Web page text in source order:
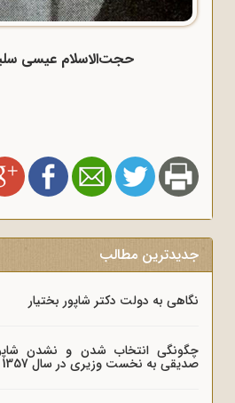
حجت‌الاسلام عیسی
جدیدترین مطالب
نگاهی به دولت دکتر شاپور بختیار
چگونگی انتخاب شدن و نشدن
صدیقی به نخست وزیری در سال 1357